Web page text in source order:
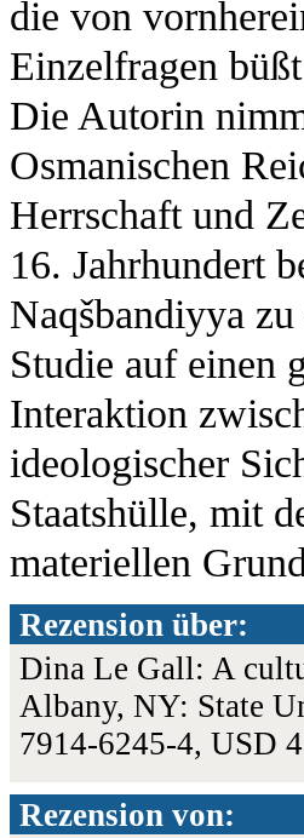
die von
Einzelfragen
Die Autorin
Osmanischen
Herrschaft und
16. Jahrhundert
Naqšbandiyya
Studie auf einen
Interaktion
ideologischer
Staatshülle, mit
materiellen
Rezension über:
Dina Le Gall: A
Albany, NY: State
7914-6245-4, USD
Rezension von: